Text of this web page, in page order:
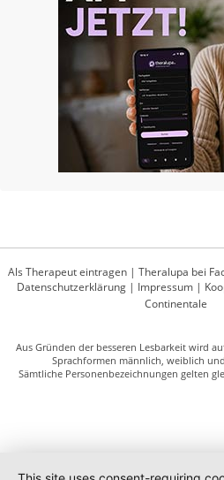
Als Therapeut eintragen | Theralupa bei
Datenschutzerklärung| Impressum|
Continentale
Aus Gründen der besseren Lesbarkeit wird
Sprachformen männlich, weiblich
Sämtliche Personenbezeichnungen gelten